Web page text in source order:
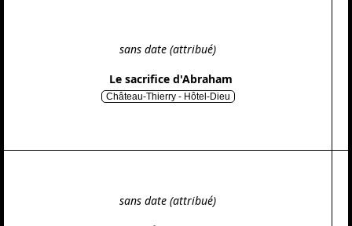
sans date (attribué)
Le sacrifice d'Abraham
Château-Thierry - Hôtel-Dieu
sans date (attribué)